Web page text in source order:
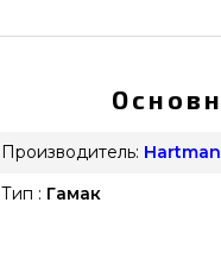
Производитель:
Тип : Гамак